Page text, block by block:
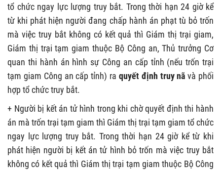
tổ chức ngay lực lượng truy bắt. Trong thời hạn 24 giờ kể
từ khi phát hiện người đang chấp hành án phạt tù bỏ trốn
mà việc truy bắt không có kết quả thì Giám thị trại giam,
Giám thị trại tạm giam thuộc Bộ Công an, Thủ trưởng Cơ
quan thi hành án hình sự Công an cấp tỉnh (nếu trốn trại
tạm giam Công an cấp tỉnh) ra quyết định truy nã và phối
hợp tổ chức truy bắt.
+ Người bị kết án tử hình trong khi chờ quyết định thi hành
án mà trốn trại tạm giam thì Giám thị trại tạm giam tổ chức
ngay lực lượng truy bắt. Trong thời hạn 24 giờ kể từ khi
phát hiện người bị kết án tử hình bỏ trốn mà việc truy bắt
không có kết quả thì Giám thị trại tạm giam thuộc Bộ Công